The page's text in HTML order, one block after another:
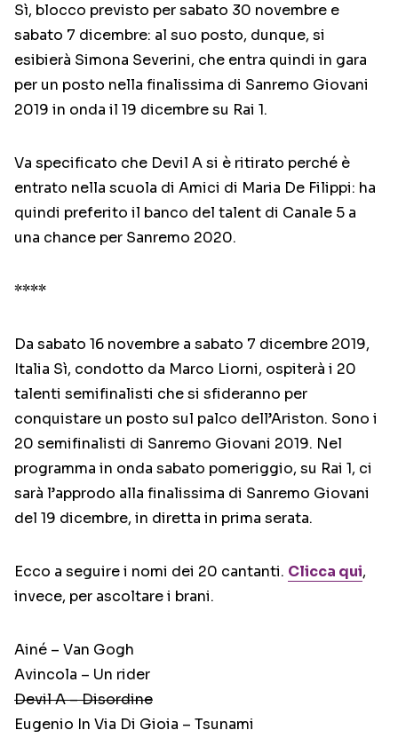
Sì, blocco previsto per sabato 30 novembre e
sabato 7 dicembre: al suo posto, dunque, si
esibierà Simona Severini, che entra quindi in gara
per un posto nella finalissima di Sanremo Giovani
2019 in onda il 19 dicembre su Rai 1.
Va specificato che Devil A si è ritirato perché è
entrato nella scuola di Amici di Maria De Filippi: ha
quindi preferito il banco del talent di Canale 5 a
una chance per Sanremo 2020.
****
Da sabato 16 novembre a sabato 7 dicembre 2019,
Italia Sì, condotto da Marco Liorni, ospiterà i 20
talenti semifinalisti che si sfideranno per
conquistare un posto sul palco dell’Ariston. Sono i
20 semifinalisti di Sanremo Giovani 2019. Nel
programma in onda sabato pomeriggio, su Rai 1, ci
sarà l’approdo alla finalissima di Sanremo Giovani
del 19 dicembre, in diretta in prima serata.
Ecco a seguire i nomi dei 20 cantanti. Clicca qui,
invece, per ascoltare i brani.
Ainé – Van Gogh
Avincola – Un rider
Devil A – Disordine
Eugenio In Via Di Gioia – Tsunami